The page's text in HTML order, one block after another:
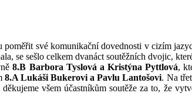
své komunikační dovednosti v cizím
se sešlo celkem dvanáct soutěžních dvojic,
8.B Barbora Tyslová a Kristýna Pyttlová,
8.A Lukáši Bukerovi a Pavlu Lantošovi. Na
všem účastníkům soutěže za to, že